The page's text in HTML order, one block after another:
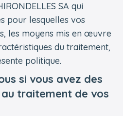
SA qui
pour lesquelles vos
les moyens mis en œuvre
du traitement,
politique.
si vous avez des
traitement de vos